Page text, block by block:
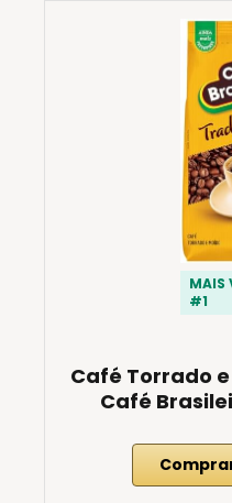
MAIS
#1
Café Torrado
Café